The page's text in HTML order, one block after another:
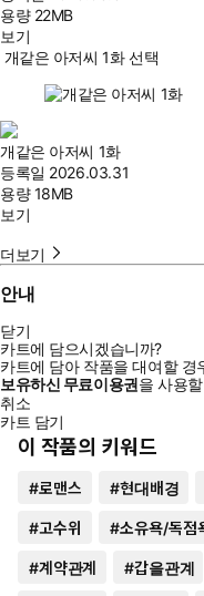
용량 22MB
보기
개같은 아저씨 1화 선택
개같은 아저씨 1화
등록일 2026.03.31
용량18MB
보기
더보기
안내
닫기
카트에 담으시겠습니까?
카트에 담아 작품을 대여할 경
보유하신 무료이용권을 사용
취소
카트 담기
이 작품의 키워드
#로맨스 #현대배경
#고수위 #소유욕/독점
#계약관계 #갑을관계